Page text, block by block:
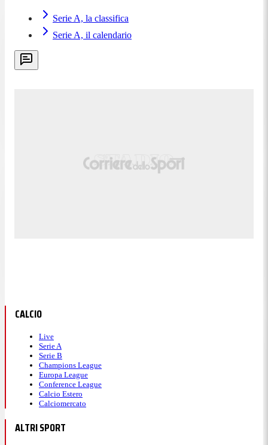
Serie A, la classifica
Serie A, il calendario
CALCIO
Live
Serie A
Serie B
Champions League
Europa League
Conference League
Calcio Estero
Calciomercato
ALTRI SPORT